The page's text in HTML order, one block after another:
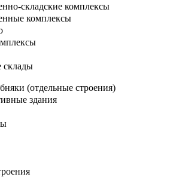
складские комплексы
комплексы
склады
(отдельные строения)
здания